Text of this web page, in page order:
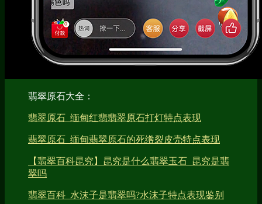
翡翠原石大全：
翡翠原石_缅甸红翡翡翠原石打灯特点表现
翡翠原石_缅甸翡翠原石的死绺裂皮壳特点表现
【翡翠百科昆究】昆究是什么翡翠玉石_昆究是翡
翠吗
翡翠百科_水沫子是翡翠吗?水沫子特点表现鉴别